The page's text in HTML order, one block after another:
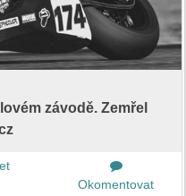
závodě. Zemřel
Okomentovat